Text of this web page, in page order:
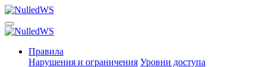
Правила
Нарушения и ограничения Уровни доступа